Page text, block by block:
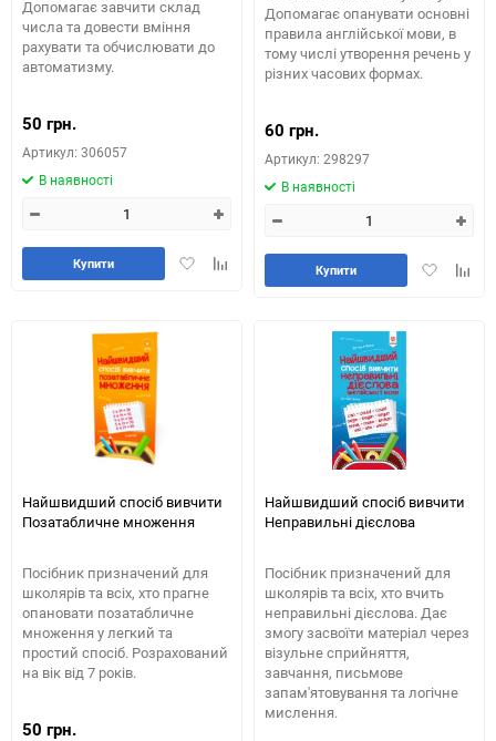
Допомагає завчити склад
числа та довести вміння
рахувати та обчислювати до
автоматизму.
50 грн.
Артикул: 306057
В наявності
ДодатиДодайте
Купити
Допомагає опанувати основні
правила англійської мови, в
тому числі утворення речень у
різних часових формах.
60 грн.
Артикул: 298297
В наявності
Додати
Купити
Найшвидший спосіб вивчити
Позатабличне множення
Посібник призначений для
школярів та всіх, хто прагне
опановати позатабличне
множення у легкий та
простий спосіб. Розрахований
на вік від 7 років.
50 грн.
Найшвидший спосіб вивчити
Неправильні дієслова
Посібник призначений для
школярів та всіх, хто вчить
неправильні дієслова. Дає
змогу засвоїти матеріал через
візульне сприйняття,
завчання, письмове
запам'ятовування та логічне
мислення.